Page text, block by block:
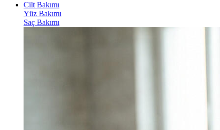
Cilt Bakımı
Yüz Bakımı
Saç Bakımı